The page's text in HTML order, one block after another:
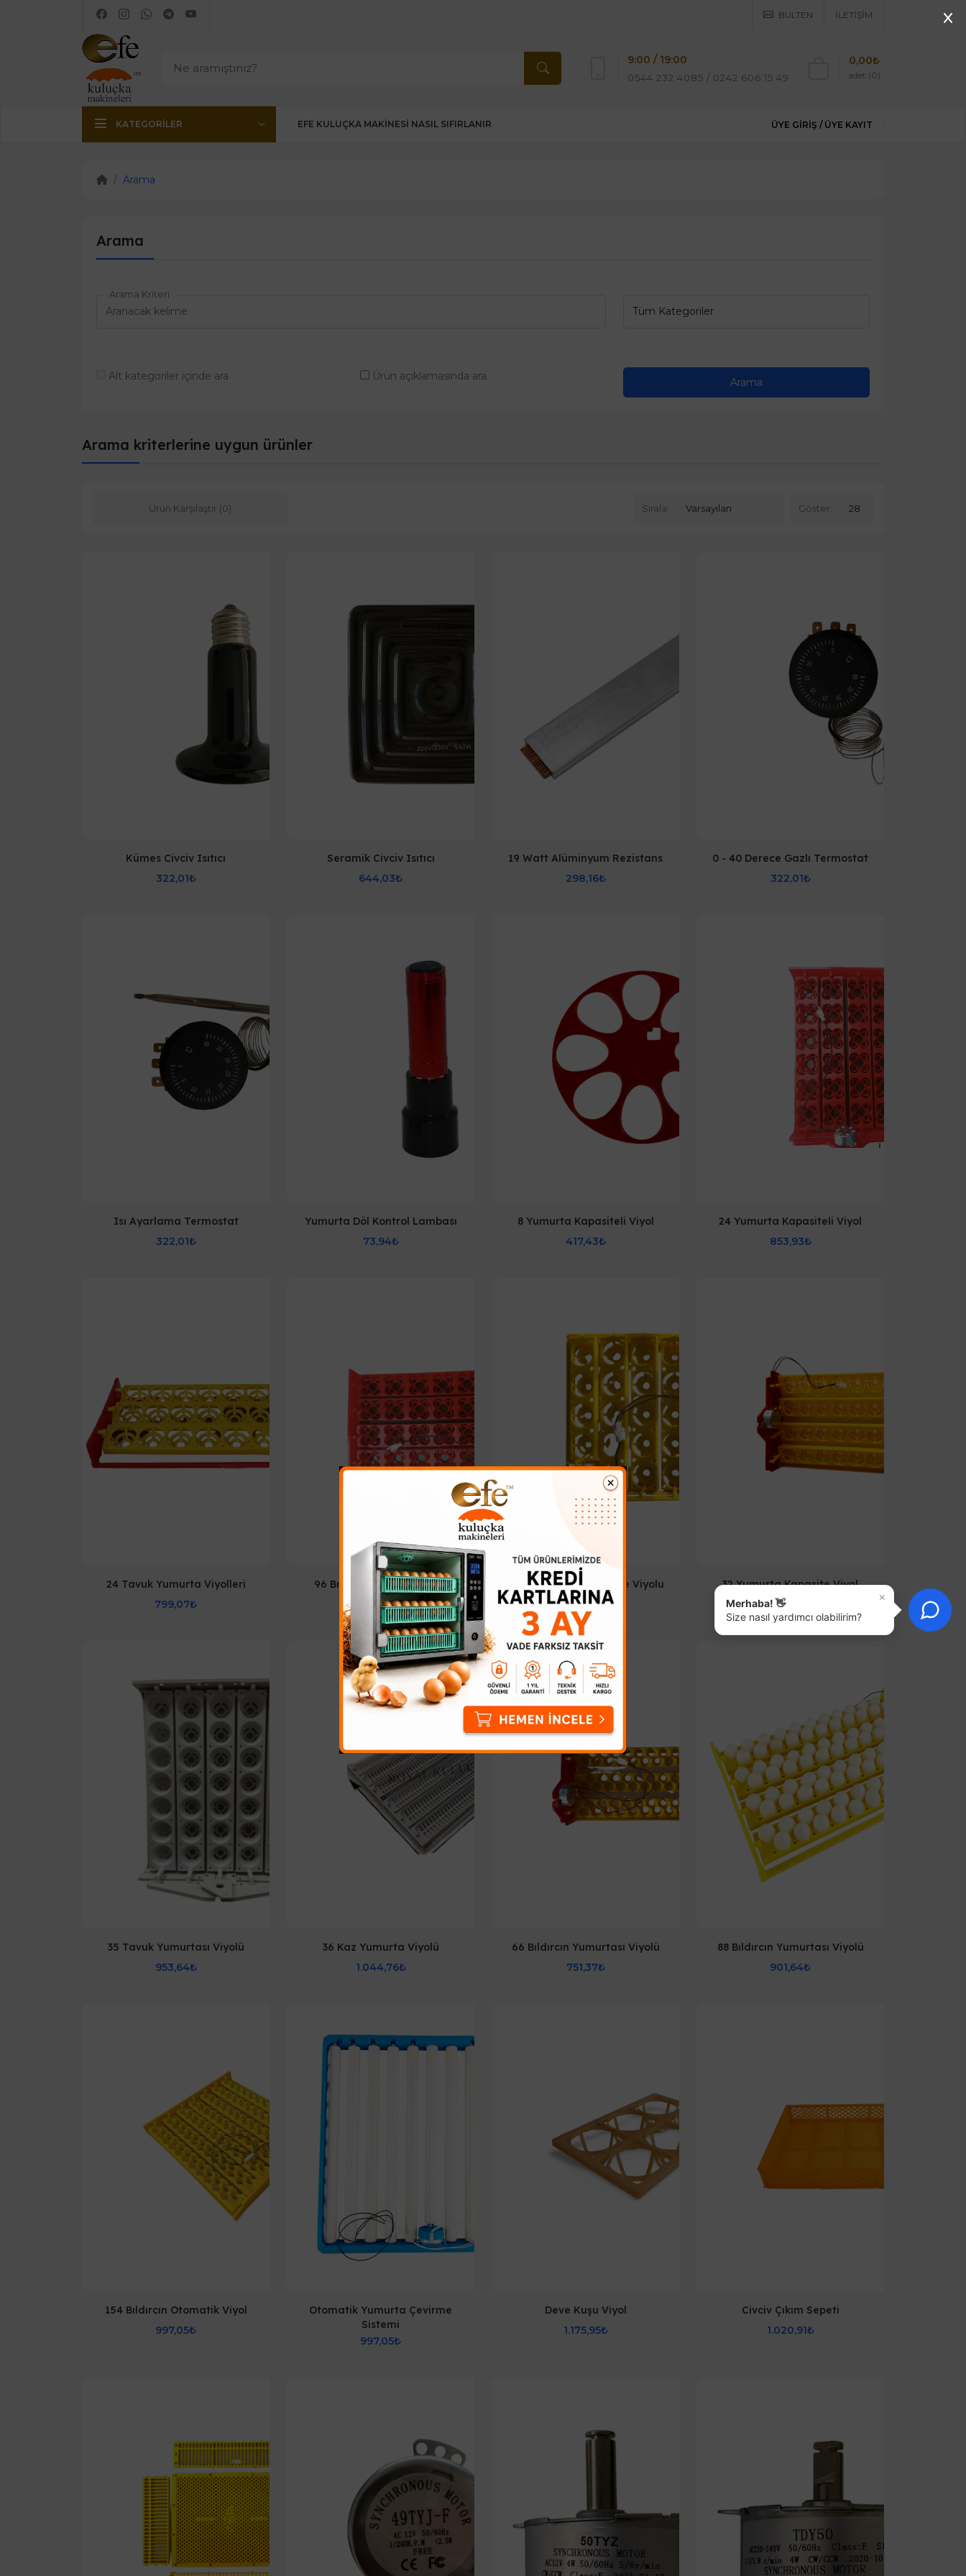
BÜLTEN İLETIŞIM
9:00 / 19:00
0544 232 4085 / 0242 606 15 49 adet (0)
0,00₺
KATEGORILER EFE KULUÇKA MAKINESI NASIL SIFIRLANIR ÜYE GIRIŞ / ÜYE KAYIT
Arama
Arama
Arama Kriteri
Alt kategoriler içinde ara Ürün açıklamasında ara.
Arama kriterlerine uygun ürünler
Ürün Karşılaştır (0) Sırala: Göster:
Kümes Civciv Isıtıcı
322,01₺
Seramik Civciv Isıtıcı
644,03₺
19 Watt Alüminyum Rezistans
298,16₺
0 - 40 Derece Gazlı Termostat
322,01₺
Isı Ayarlama Termostat
322,01₺
Yumurta Döl Kontrol Lambası
73,94₺
8 Yumurta Kapasiteli Viyol
417,43₺
24 Yumurta Kapasiteli Viyol
853,93₺
24 Tavuk Yumurta Viyolleri
799,07₺
96 Bıldırcın Yumurta Viyol
853,93₺
24 Tavuk Yumurta Kare Viyolu
853,93₺
32 Yumurta Kapasite Viyol
853,93₺
35 Tavuk Yumurtası Viyolü
953,64₺
36 Kaz Yumurta Viyolü
1.044,76₺
66 Bıldırcın Yumurtası Viyolü
751,37₺
88 Bıldırcın Yumurtası Viyolü
901,64₺
154 Bıldırcın Otomatik Viyol
997,05₺
Otomatik Yumurta Çevirme
Sistemi
997,05₺
Deve Kuşu Viyol
1.175,95₺
Civciv Çıkım Sepeti
1.020,91₺
×
Merhaba! 👋
Size nasıl yardımcı olabilirim?